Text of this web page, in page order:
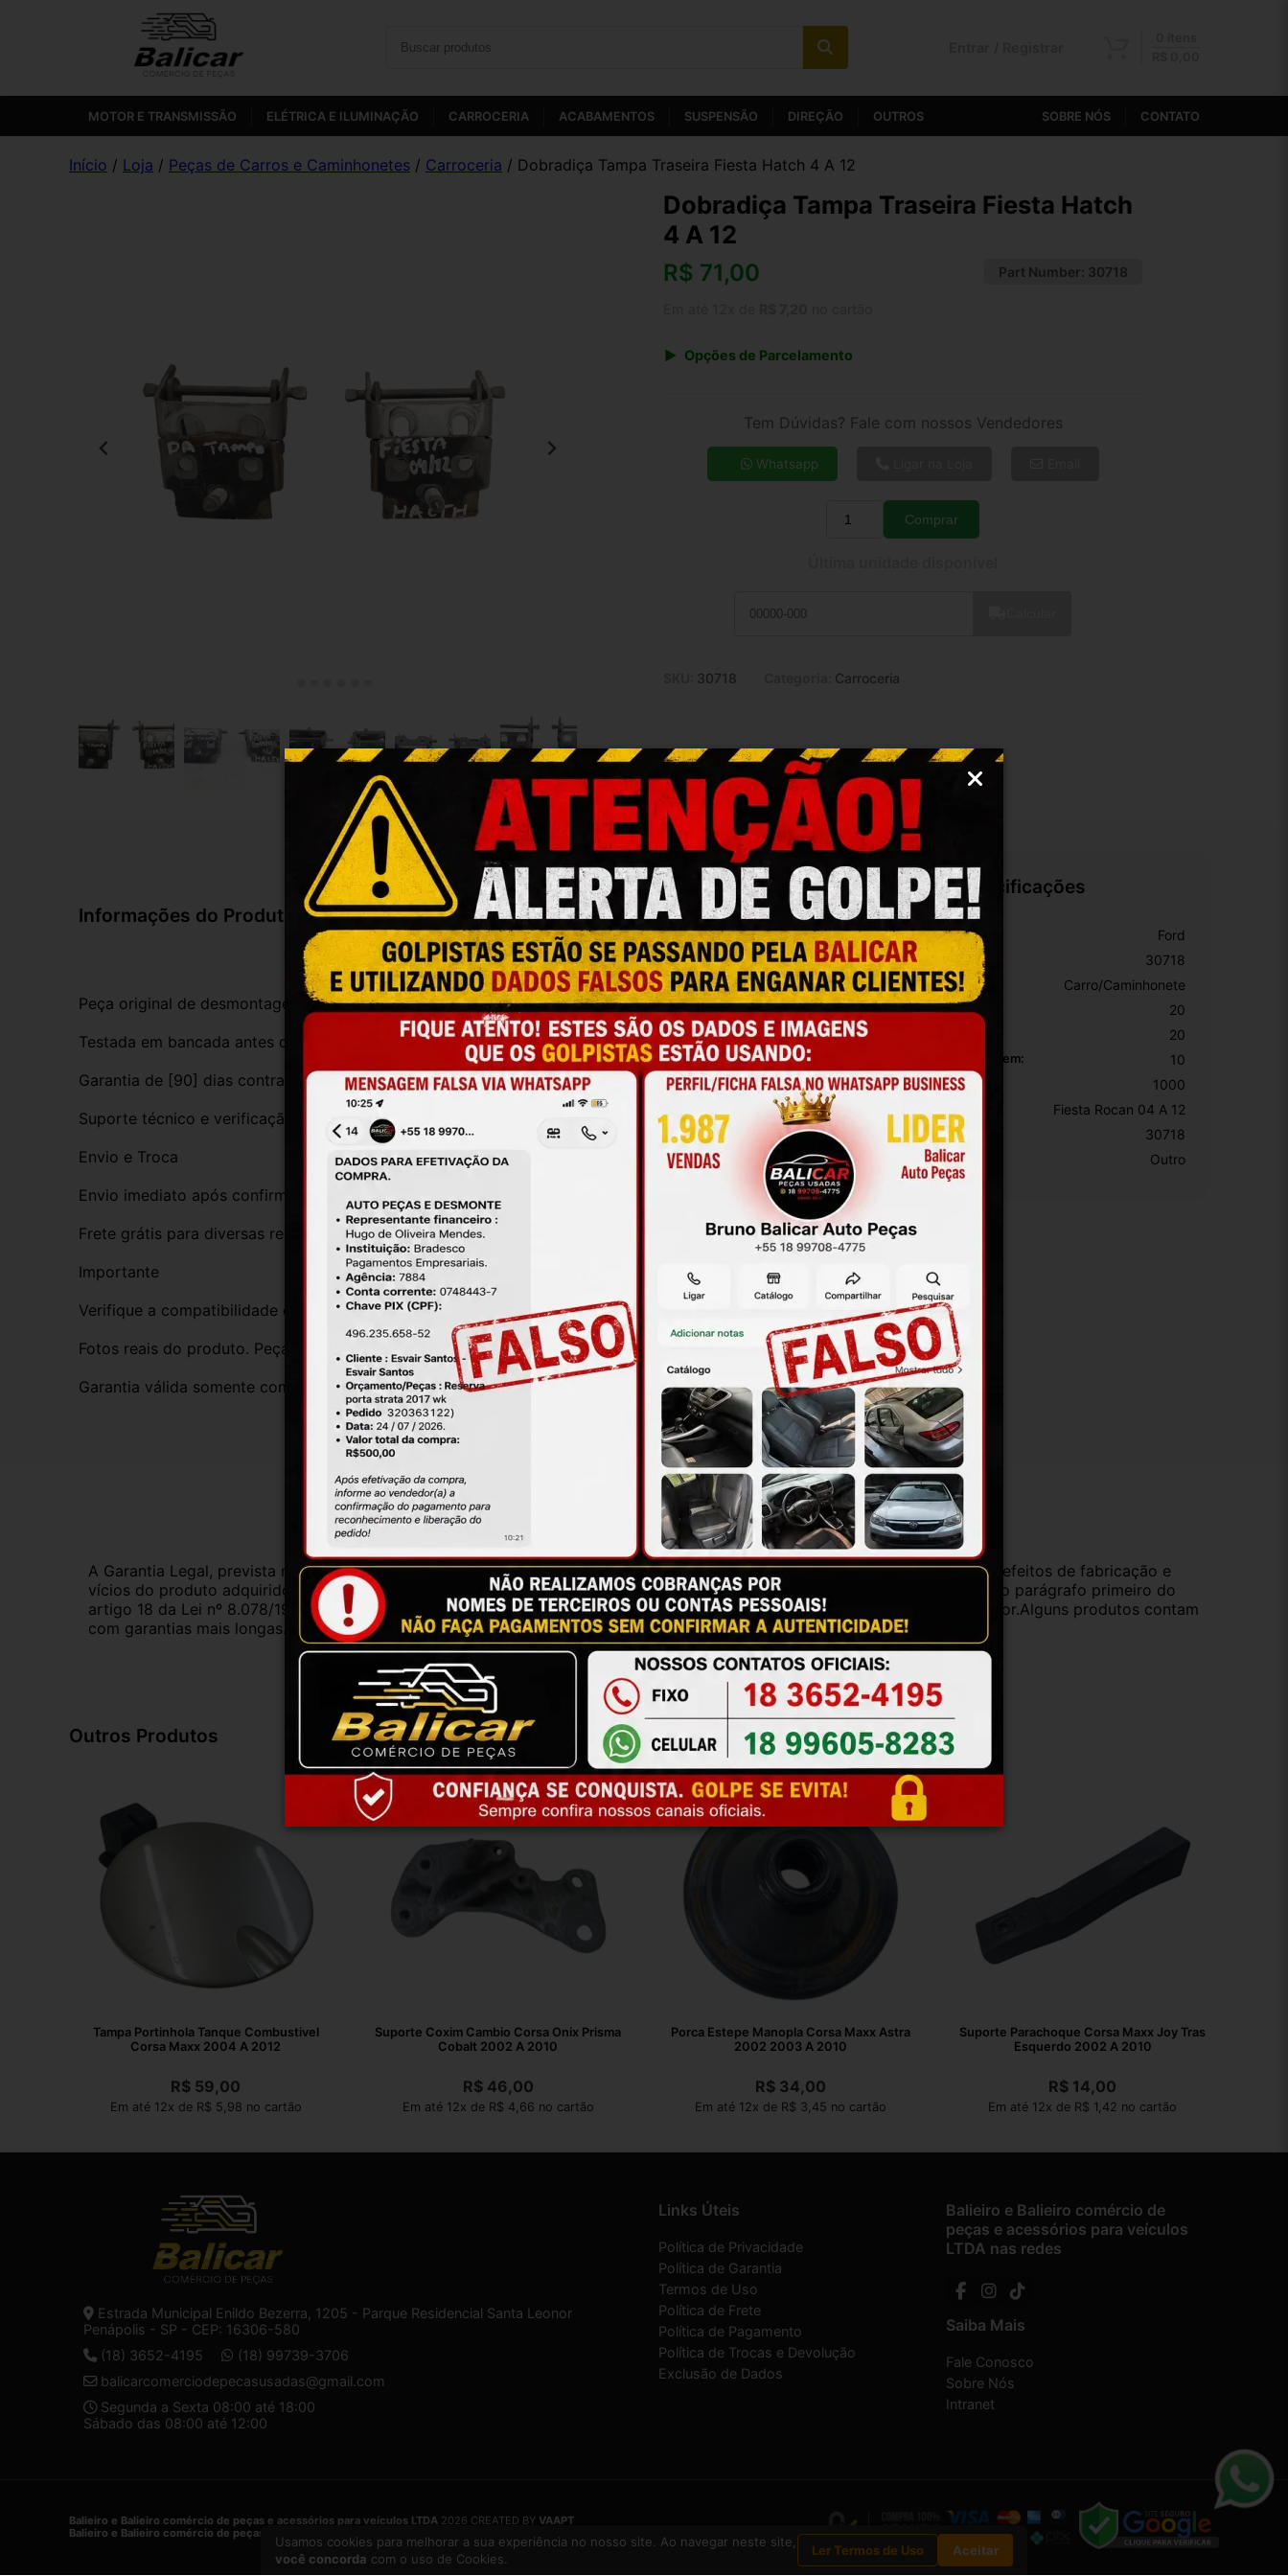
MOTOR E TRANSMISSÃO ELÉTRICA E ILUMINAÇÃO CARROCERIA ACABAMENTOS SUSPENSÃO DIREÇÃO OUTROS SOBRE NÓS CONTATO
Início / Loja / Peças de Carros e Caminhonetes / Carroceria / Dobradiça Tampa Traseira Fiesta Hatch 4 A 12
Dobradiça Tampa Traseira Fiesta Hatch
4 A 12
R$ 71,00 Part Number: 30718
Opções de Parcelamento
7x de R$ 11,64
9x de R$ 9,28
Tem Dúvidas? Fale com nossos Vendedores
Whatsapp
Quantidade
Comprar
30718 Carroceria
Informações do Produto
Peça original de desmontagem, com procedência e qualidade
Testada em bancada antes do envio
Garantia de [90] dias contra defeitos de funcionamento
Suporte técnico e verificação de compatibilidade antes da compra
Envio e Troca
Envio imediato após confirmação da compra
Frete grátis para diversas regiões do Brasil
Importante
Verifique a compatibilidade com seu veículo. Tire suas dúvidas no campo de perguntas!
Fotos reais do produto. Peça exatamente igual à das imagens.
Garantia válida somente com instalação por profissional qualificado.
Especificações
Marca: Ford
Número De Peça: 30718
Tipo De Veículo: Carro/Caminhonete
Altura Da Embalagem: 20
Largura Da Embalagem: 20
Comprimento Da Embalagem: 10
Peso Da Embalagem: 1000
Fiesta Rocan 04 A 12
30718
Motivo De GTIN Vacío: Outro
Garantia Certificado de Procedência Troca e Devolução
A Garantia Legal, prevista no Código de Defesa do Consumidor, é de 90 (noventa) dias a partir da data da compra e cobre defeitos de fabricação e
vícios do produto adquirido.Na impossibilidade de reparar o produto, o cliente poderá escolher dentre as opções previstas no parágrafo primeiro do
artigo 18 da Lei nº 8.078/1990, ou, ainda, a utilização do crédito como parte do pagamento de outro produto de valor superior.Alguns produtos contam
com garantias mais longas. Consulte nossos vendedores. A ga...
Ler mais
Outros Produtos
Tampa Portinhola Tanque Combustivel
Corsa Maxx 2004 A 2012
R$ 59,00
Em até 12x de R$ 5,98 no cartão
Suporte Coxim Cambio Corsa Onix Prisma
Cobalt 2002 A 2010
R$46,00
Em até 12x de R$ 4,66 no cartão
Porca Estepe Manopla Corsa Maxx Astra
2002 2003 A 2010
R$34,00
Em até 12x de R$ 3,45 no cartão
Suporte Parachoque Corsa Maxx Joy Tras
Esquerdo 2002 A 2010
R$ 14,00
Em até 12x de R$ 1,42 no cartão
Estrada Municipal Enildo Bezerra, 1205 - Parque Residencial Santa Leonor
Penápolis - SP - CEP: 16306-580
(18) 3652-4195
(18) 99739-3706
balicarcomerciodepecasusadas@gmail.com
Segunda a Sexta 08:00 até 18:00
Sábado das 08:00 até 12:00
Links Úteis
Política de Privacidade
Política de Garantia
Termos de Uso
Política de Frete
Política de Pagamento
Política de Trocas e Devolução
Exclusão de Dados
Balieiro e Balieiro comércio de
peças e acessórios para veículos
LTDA nas redes
Saiba Mais
Fale Conosco
Sobre Nós
Intranet
Balieiro e Balieiro comércio de peças e acessórios para veículos LTDA 2026 CREATED BY VAAPT
Balieiro e Balieiro comércio de peças e acessórios para veículos LTDA
Usamos cookies para melhorar a sua experiência no nosso site. Ao navegar neste site,
você concorda com o uso de Cookies.
Ler Termos de Uso Aceitar